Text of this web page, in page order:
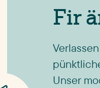
Fir
Unser